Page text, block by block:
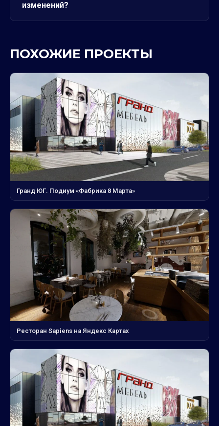
изменений?
ПОХОЖИЕ ПРОЕКТЫ
Гранд ЮГ. Подиум «Фабрика 8 Марта»
Ресторан Sapiens на Яндекс Картах